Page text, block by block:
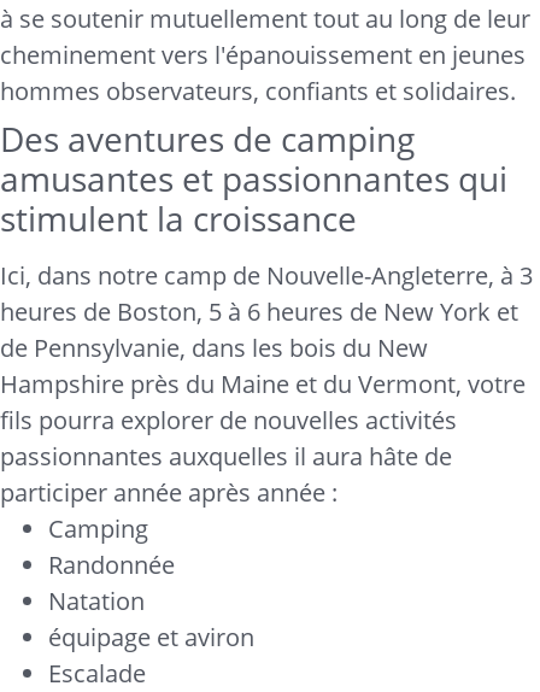
à se soutenir mutuellement tout au long de leur
cheminement vers l'épanouissement en jeunes
hommes observateurs, confiants et solidaires.
Des aventures de camping
amusantes et passionnantes qui
stimulent la croissance
Ici, dans notre camp de Nouvelle-Angleterre, à 3
heures de Boston, 5 à 6 heures de New York et
de Pennsylvanie, dans les bois du New
Hampshire près du Maine et du Vermont, votre
fils pourra explorer de nouvelles activités
passionnantes auxquelles il aura hâte de
participer année après année :
Camping
Randonnée
Natation
équipage et aviron
Escalade